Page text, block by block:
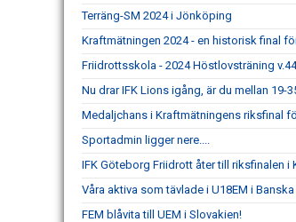
Terräng-SM 2024 i Jönköping
Kraftmätningen 2024 - en historisk final
Friidrottsskola - 2024 Höstlovsträning v.44
Nu drar IFK Lions igång, är du mellan 19-
Medaljchans i Kraftmätningens riksfinal
Sportadmin ligger nere....
IFK Göteborg Friidrott åter till riksfinalen i
Våra aktiva som tävlade i U18EM i
FEM blåvita till UEM i Slovakien!